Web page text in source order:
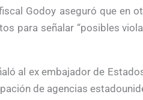
Godoy aseguró que en
para señalar “posibles
al ex embajador de
de agencias